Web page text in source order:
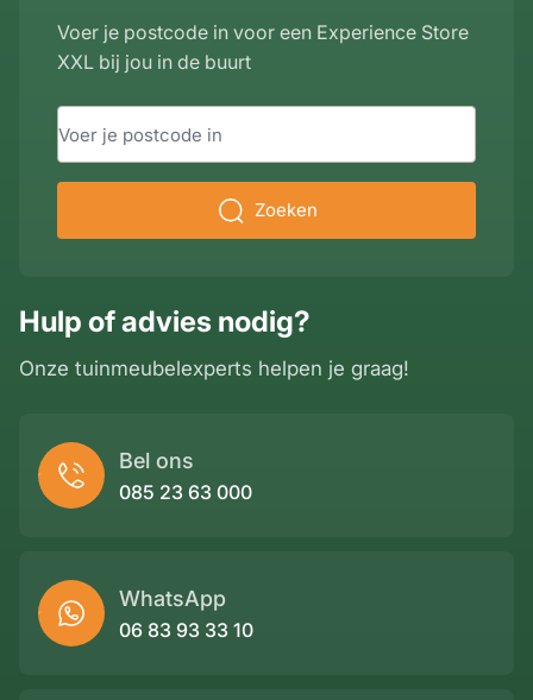
Hulp of advies nodig?
Onze tuinmeubelexperts helpen je graag!
Bel ons
085 23 63 000
WhatsApp
06 83 93 33 10
Voer je postcode in voor een Experience Store
XXL bij jou in de buurt
Zoeken